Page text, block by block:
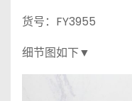
货号：FY3955
细节图如下▼